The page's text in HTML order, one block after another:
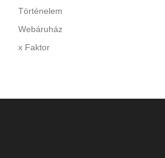
Történelem
Webáruház
x Faktor